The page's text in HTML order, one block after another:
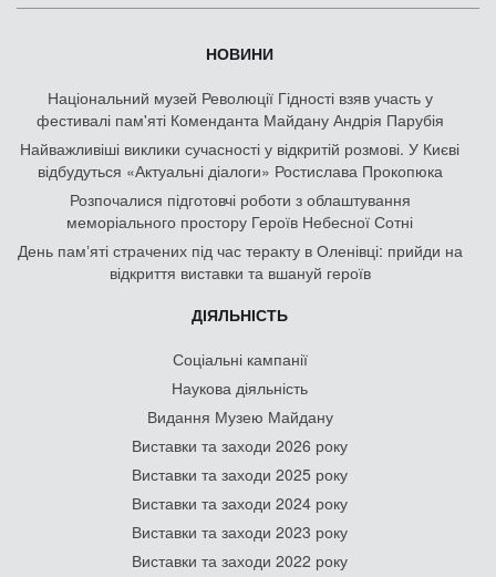
НОВИНИ
Національний музей Революції Гідності взяв участь у
фестивалі пам'яті Коменданта Майдану Андрія Парубія
Найважливіші виклики сучасності у відкритій розмові. У Києві
відбудуться «Актуальні діалоги» Ростислава Прокопюка
Розпочалися підготовчі роботи з облаштування
меморіального простору Героїв Небесної Сотні
День памʼяті страчених під час теракту в Оленівці: прийди на
відкриття виставки та вшануй героїв
ДІЯЛЬНІСТЬ
Соціальні кампанії
Наукова діяльність
Видання Музею Майдану
Виставки та заходи 2026 року
Виставки та заходи 2025 року
Виставки та заходи 2024 року
Виставки та заходи 2023 року
Виставки та заходи 2022 року